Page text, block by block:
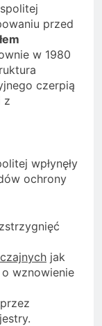
przed
w 1980
czerpią
z
wpłynęły
ochrony
jak
wznowienie